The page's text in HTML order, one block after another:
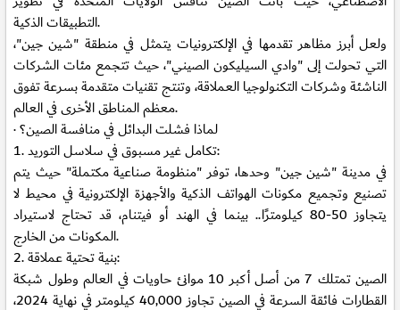
التطبيقات الذكية.
ولعل أبرز مظاهر تقدمها في الإلكترونيات يتمثل في منطقة "شين جين"،
التي تحولت إلى "وادي السيليكون الصيني"، حيث تتجمع مئات الشركات
الناشئة وشركات التكنولوجيا العملاقة، وتنتج تقنيات متقدمة بسرعة تفوق
معظم المناطق الأخرى في العالم.
· لماذا فشلت البدائل في منافسة الصين؟
1. تكامل غير مسبوق في سلاسل التوريد:
في مدينة "شين جين" وحدها، توفر "منظومة صناعية مكتملة" حيث يتم
تصنيع وتجميع مكونات الهواتف الذكية والأجهزة الإلكترونية في محيط لا
يتجاوز 50-80 كيلومترًا.. بينما في الهند أو فيتنام، قد تحتاج لاستيراد
المكونات من الخارج.
2. بنية تحتية عملاقة:
الصين تمتلك 7 من أصل أكبر 10 موانئ حاويات في العالم وطول شبكة
القطارات فائقة السرعة في الصين تجاوز 40,000 كيلومتر في نهاية 2024،